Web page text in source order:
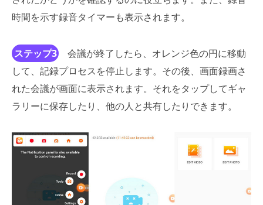
時間を示す録音タイマーも表示されます。
ステップ3
会議が終了したら、オレンジ色の円に移動
して、記録プロセスを停止します。その後、画面録画さ
れた会議が画面に表示されます。それをタップしてギャ
ラリーに保存したり、他の人と共有したりできます。